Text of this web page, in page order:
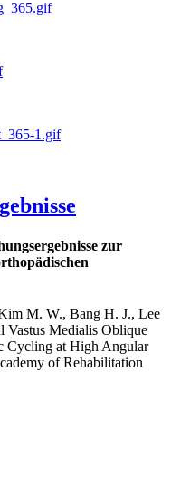
zur
M. W., Bang H. J., Lee
Vastus Medialis Oblique
Cycling at High Angular
of Rehabilitation